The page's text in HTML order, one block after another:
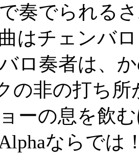
奏でられる
はチェンバ
ロ奏者は、
の非の打ち
ーの息を飲
ならでは